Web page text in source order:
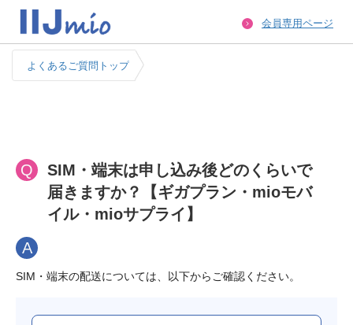
会員専用ページ
よくあるご質問トップ
Q
SIM・端末は申し込み後どのくらいで
届きますか？【ギガプラン・mioモバ
イル・mioサプライ】
A